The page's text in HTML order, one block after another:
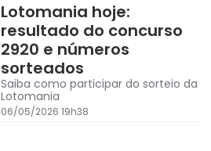
Lotomania hoje:
resultado do concurso
2920 e números
sorteados
Saiba como participar do sorteio da
Lotomania
06/05/2026 19h38